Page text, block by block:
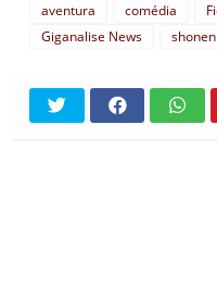
aventura comédia
Giganalise News
shonen